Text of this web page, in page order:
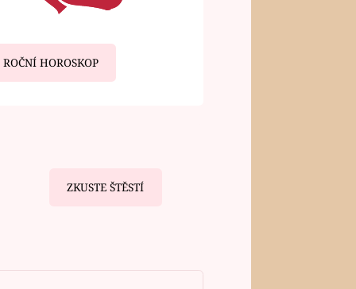
ROČNÍ HOROSKOP
ZKUSTE ŠTĚSTÍ